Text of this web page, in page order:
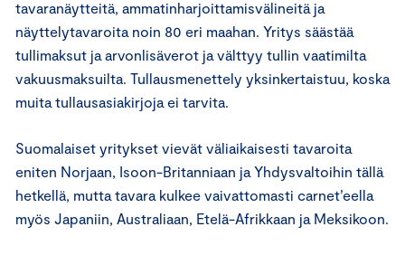
tavaranäytteitä, ammatinharjoittamisvälineitä ja
näyttelytavaroita noin 80 eri maahan. Yritys säästää
tullimaksut ja arvonlisäverot ja välttyy tullin vaatimilta
vakuusmaksuilta. Tullausmenettely yksinkertaistuu, koska
muita tullausasiakirjoja ei tarvita.
Suomalaiset yritykset vievät väliaikaisesti tavaroita
eniten Norjaan, Isoon-Britanniaan ja Yhdysvaltoihin tällä
hetkellä, mutta tavara kulkee vaivattomasti carnet’eella
myös Japaniin, Australiaan, Etelä-Afrikkaan ja Meksikoon.